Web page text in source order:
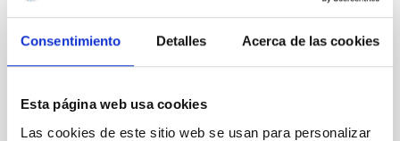
Consentimiento Detalles Acerca de las cookies
Esta página web usa cookies
Las cookies de este sitio web se usan para personalizar